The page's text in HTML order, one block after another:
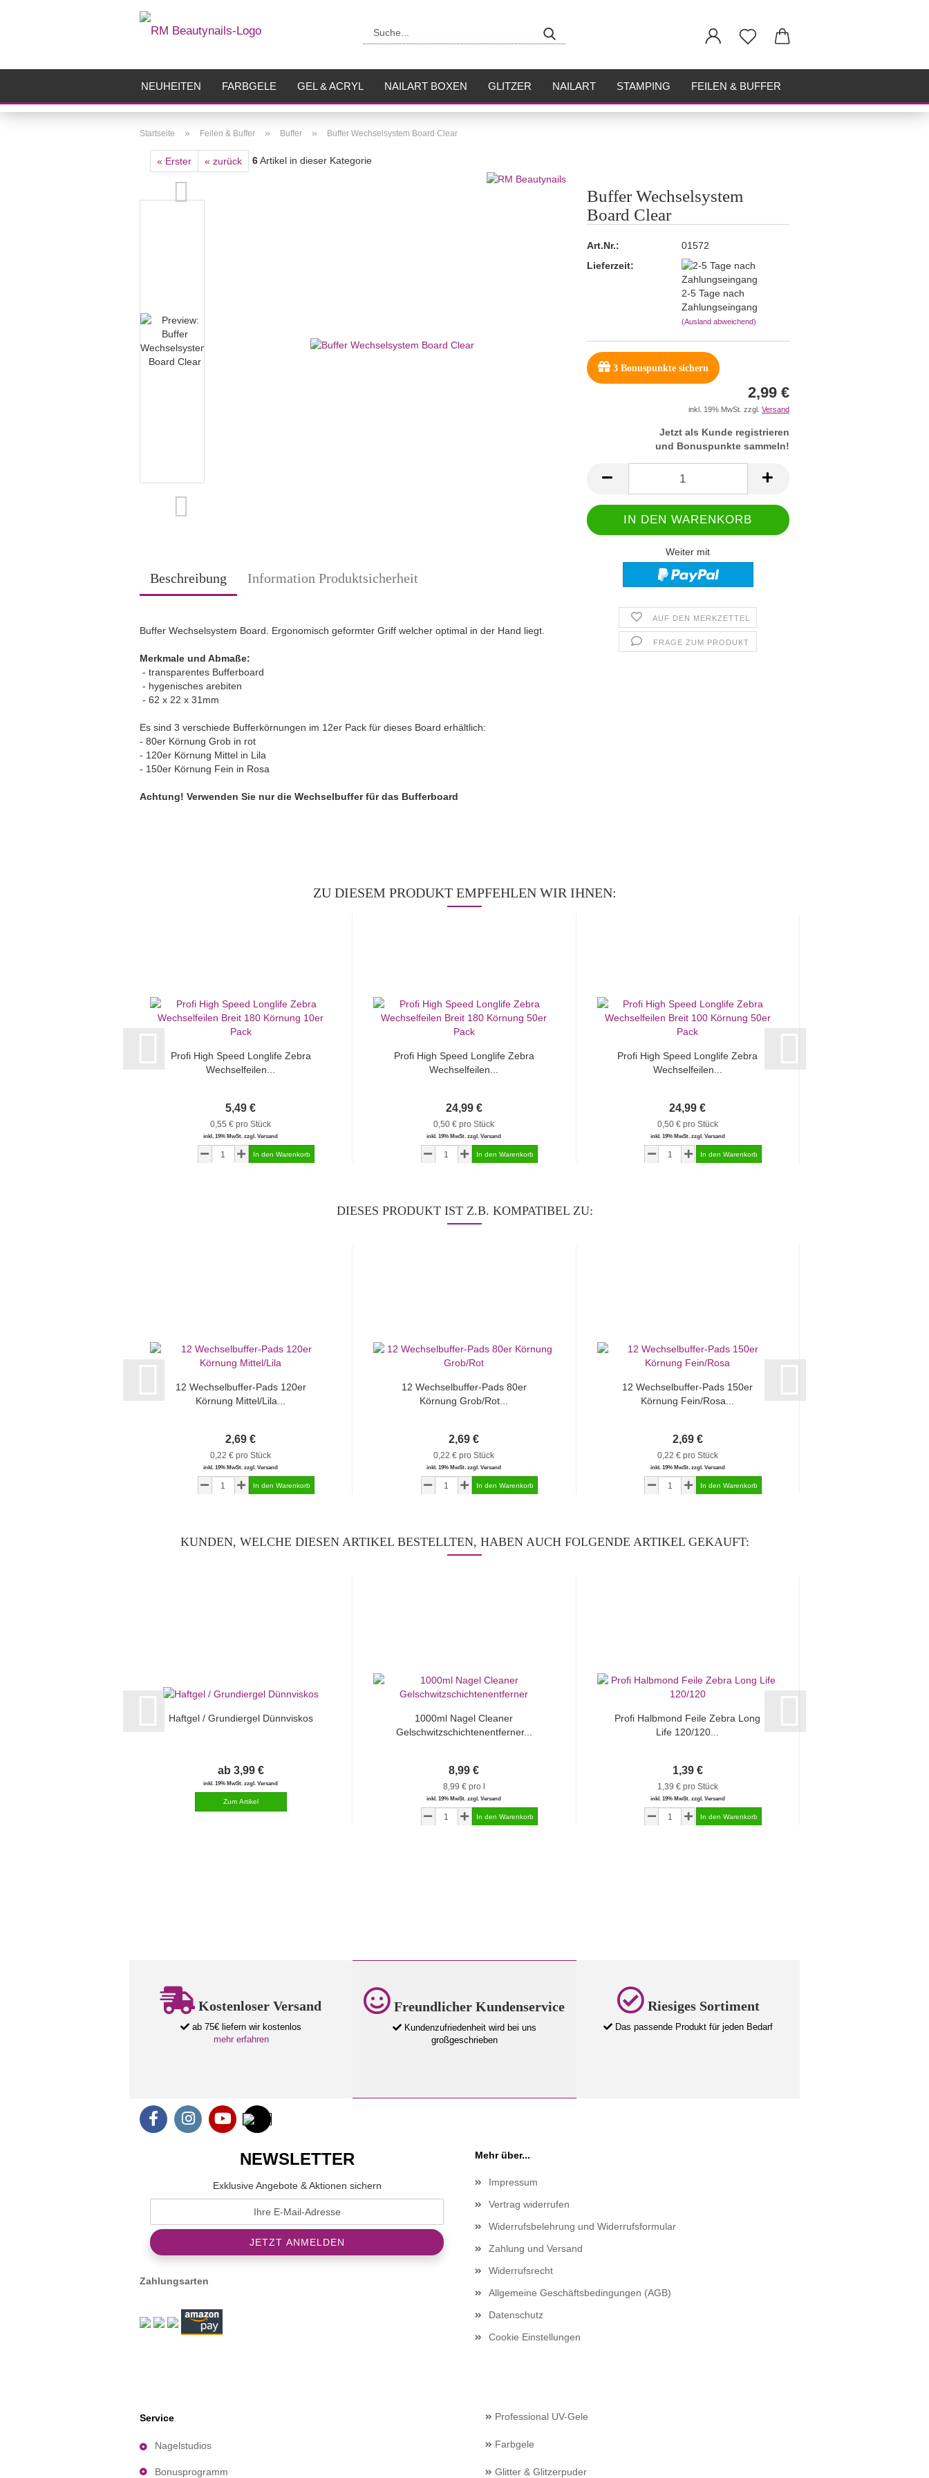
NEUHEITEN FARBGELE GEL & ACRYL NAILART BOXEN GLITZER NAILART STAMPING FEILEN & BUFFER
Startseite » Feilen & Buffer » Buffer » Buffer Wechselsystem Board Clear
« Erster « zurück 6Artikel in dieser Kategorie
Buffer Wechselsystem
Board Clear
Art.Nr.:
01572
Lieferzeit:
2-5 Tage nach
Zahlungseingang
(Ausland abweichend)
3Bonuspunkte sichern
2,99 €
inkl. 19% MwSt. zzgl. Versand
Jetzt als Kunde registrieren
und Bonuspunkte sammeln!
Weiter mit
AUF DEN MERKZETTEL
FRAGE ZUM PRODUKT
Beschreibung Information Produktsicherheit
Buffer Wechselsystem Board. Ergonomisch geformter Griff welcher optimal in der Hand liegt.
Merkmale und Abmaße:
- transparentes Bufferboard
- hygenisches arebiten
- 62 x 22 x 31mm
Es sind 3 verschiede Bufferkörnungen im 12er Pack für dieses Board erhältlich:
- 80er Körnung Grob in rot
- 120er Körnung Mittel in Lila
- 150er Körnung Fein in Rosa
Achtung! Verwenden Sie nur die Wechselbuffer für das Bufferboard
ZU DIESEM PRODUKT EMPFEHLEN WIR IHNEN:
Profi High Speed Longlife Zebra
Wechselfeilen...
5,49 €
0,55 € pro Stück
inkl. 19% MwSt. zzgl. Versand
Profi High Speed Longlife Zebra
Wechselfeilen...
24,99 €
0,50 € pro Stück
inkl. 19% MwSt. zzgl. Versand
Profi High Speed Longlife Zebra
Wechselfeilen...
24,99 €
0,50 € pro Stück
inkl. 19% MwSt. zzgl. Versand
DIESES PRODUKT IST Z.B. KOMPATIBEL ZU:
12 Wechselbuffer-Pads 120er
Körnung Mittel/Lila...
2,69 €
0,22 € pro Stück
inkl. 19% MwSt. zzgl. Versand
12 Wechselbuffer-Pads 80er
Körnung Grob/Rot...
2,69 €
0,22 € pro Stück
inkl. 19% MwSt. zzgl. Versand
12 Wechselbuffer-Pads 150er
Körnung Fein/Rosa...
2,69 €
0,22 € pro Stück
inkl. 19% MwSt. zzgl. Versand
KUNDEN, WELCHE DIESEN ARTIKEL BESTELLTEN, HABEN AUCH FOLGENDE ARTIKEL GEKAUFT:
Haftgel / Grundiergel Dünnviskos
ab 3,99 €
inkl. 19% MwSt. zzgl. Versand
1000ml Nagel Cleaner
Gelschwitzschichtenentferner...
8,99 €
8,99 € pro l
inkl. 19% MwSt. zzgl. Versand
Profi Halbmond Feile Zebra Long
Life 120/120...
1,39 €
1,39 € pro Stück
inkl. 19% MwSt. zzgl. Versand
Kostenloser Versand
ab 75€ liefern wir kostenlos
mehr erfahren
Freundlicher Kundenservice
Kundenzufriedenheit wird bei uns
großgeschrieben
Riesiges Sortiment
Das passende Produkt für jeden Bedarf
NEWSLETTER
Exklusive Angebote & Aktionen sichern
Zahlungsarten
Mehr über...
Impressum
Vertrag widerrufen
Widerrufsbelehrung und Widerrufsformular
Zahlung und Versand
Widerrufsrecht
Allgemeine Geschäftsbedingungen (AGB)
Datenschutz
Cookie Einstellungen
Service
Nagelstudios
Bonusprogramm
Professional UV-Gele
Farbgele
Glitter & Glitzerpuder